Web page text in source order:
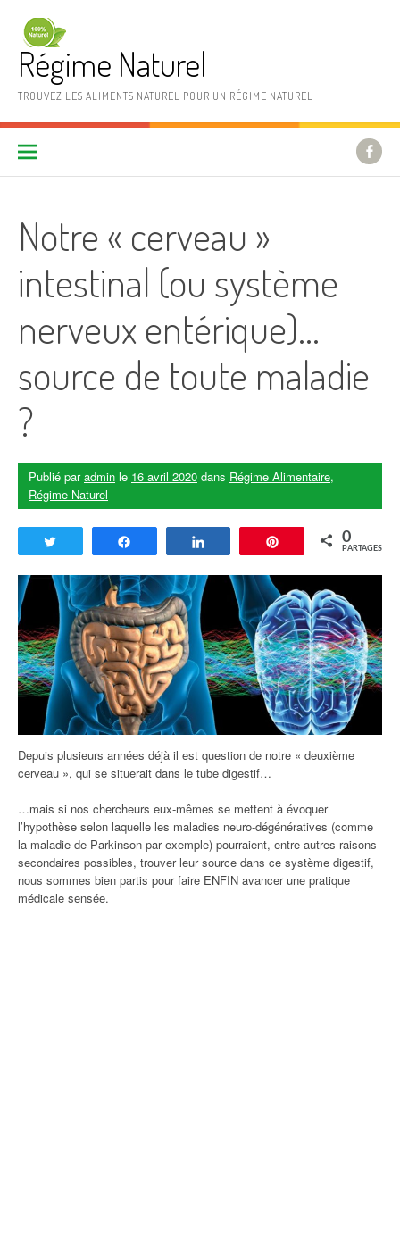
Régime Naturel
TROUVEZ LES ALIMENTS NATUREL POUR UN RÉGIME NATUREL
Notre « cerveau »
intestinal (ou système
nerveux entérique)…
source de toute maladie
?
Publié paradmin le 16 avril 2020 dans Régime Alimentaire,
Régime Naturel
Enregistrer
0
PARTAGES
Depuis plusieurs années déjà il est question de notre « deuxième
cerveau », qui se situerait dans le tube digestif…
…mais si nos chercheurs eux-mêmes se mettent à évoquer
l’hypothèse selon laquelle les maladies neuro-dégénératives (comme
la maladie de Parkinson par exemple) pourraient, entre autres raisons
secondaires possibles, trouver leur source dans ce système digestif,
nous sommes bien partis pour faire ENFIN avancer une pratique
médicale sensée.